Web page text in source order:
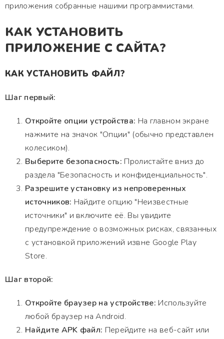
приложения собранные нашими программистами.
КАК УСТАНОВИТЬ
ПРИЛОЖЕНИЕ С САЙТА?
КАК УСТАНОВИТЬ ФАЙЛ?
Шаг первый:
Откройте опции устройства: На главном экране
нажмите на значок "Опции" (обычно представлен
колесиком).
Выберите безопасность: Пролистайте вниз до
раздела "Безопасность и конфиденциальность".
Разрешите установку из непроверенных
источников: Найдите опцию "Неизвестные
источники" и включите её. Вы увидите
предупреждение о возможных рисках, связанных
с установкой приложений извне Google Play
Store.
Шаг второй:
Откройте браузер на устройстве: Используйте
любой браузер на Android.
Найдите APK файл: Перейдите на веб-сайт или